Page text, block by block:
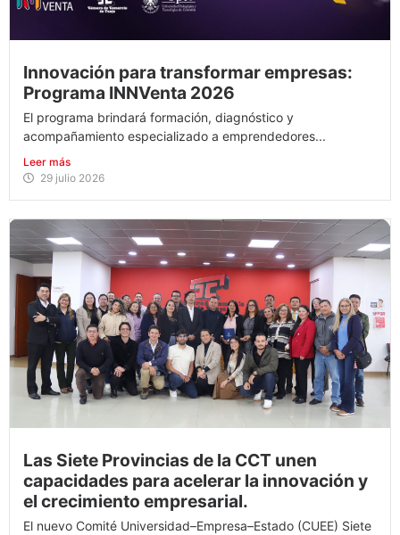
Innovación para transformar empresas:
Programa INNVenta 2026
El programa brindará formación, diagnóstico y
acompañamiento especializado a emprendedores...
Leer más
29 julio 2026
Las Siete Provincias de la CCT unen
capacidades para acelerar la innovación y
el crecimiento empresarial.
El nuevo Comité Universidad–Empresa–Estado (CUEE) Siete